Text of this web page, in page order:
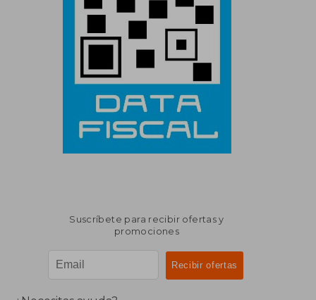
Suscríbete para recibir ofertas y
promociones